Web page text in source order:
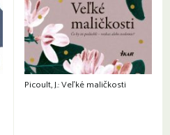
Picoult, J.: Veľké maličkosti